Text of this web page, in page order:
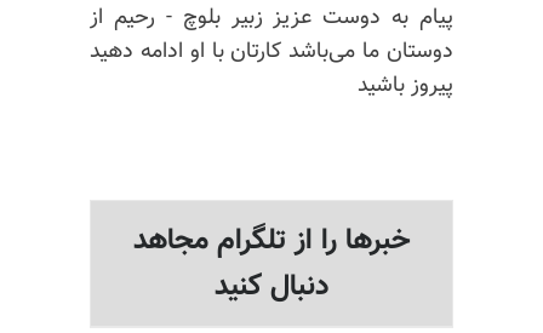
پیام به دوست عزیز زبیر بلوچ - رحیم از
دوستان ما می‌باشد کارتان با او ادامه دهید
پیروز باشید
خبرها را از تلگرام مجاهد
دنبال کنید